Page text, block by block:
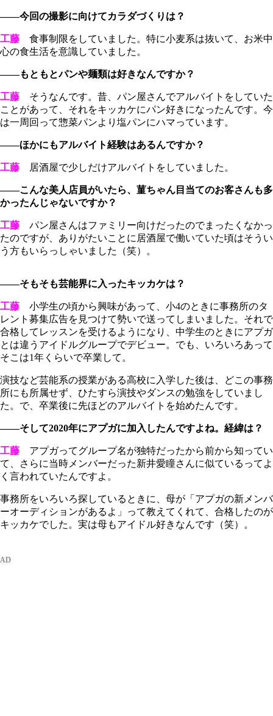
――今回の撮影に向けてカラダづくりは？
工藤 食事制限をしていました。特に小麦系は抜いて、お米中
心の食生活を意識していました。
――もともとパンや麺類は好きなんですか？
工藤 そうなんです。昔、パン屋さんでアルバイトをしていた
ことがあって、それをキッカケにパン好きになったんです。今
は一周回って惣菜パンより塩パンにハマっています。
――ほかにもアルバイト経験はあるんですか？
工藤 居酒屋で少しだけアルバイトをしていました。
――こんな美人店員がいたら、菫ちゃん目当てのお客さんも多
かったんじゃないですか？
工藤 パン屋さんはファミリー向けだったのでまったくなかっ
たのですが、ありがたいことに居酒屋で働いていた頃はそうい
う方もいらっしゃいました（笑）。
――そもそも芸能界に入ったキッカケは？
工藤 小学生の頃から興味があって、小4のときに事務所のタ
レント募集広告を見つけて勢いで送ってしまいました。それで
合格してレッスンを受けるようになり、中学生のときにアプガ
とは違うアイドルグループでデビュー。でも、いろいろあって
そこは1年くらいで卒業して。
演技など芸能系の授業がある高校に入学した後は、どこの事務
所にも所属せず、ひたすら演技やダンスの勉強をしていまし
た。で、卒業後に先ほどのアルバイトを始めたんです。
――そして2020年にアプガに加入したんですよね。経緯は？
工藤 アプガってグループ名が独特だったから前から知ってい
て、さらに当時メンバーだった新井愛瞳さんに似ているってよ
く言われていたんですよ。
事務所をいろいろ探しているときに、母が「アプガの新メンバ
ーオーディションがあるよ」って教えてくれて、合格したのが
キッカケでした。実は母もアイドル好きなんです（笑）。